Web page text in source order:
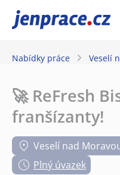
JenPráce.cz
Nabídky práce Veselí
🚀 ReFresh
franšízanty!
Veselí nad
Plný úvazek